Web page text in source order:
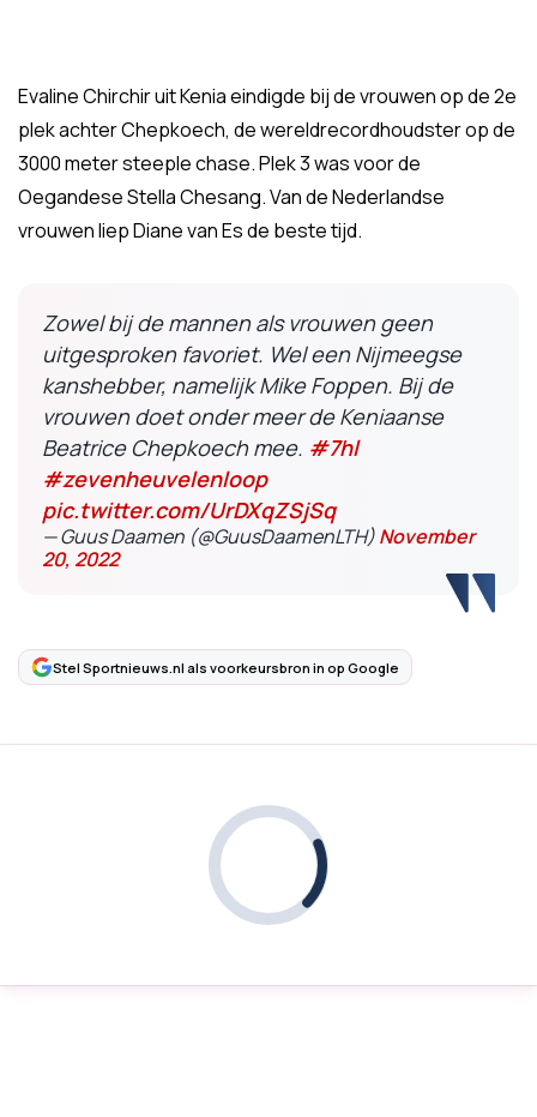
Evaline Chirchir uit Kenia eindigde bij de vrouwen op de 2e
plek achter Chepkoech, de wereldrecordhoudster op de
3000 meter steeple chase. Plek 3 was voor de
Oegandese Stella Chesang. Van de Nederlandse
vrouwen liep Diane van Es de beste tijd.
Zowel bij de mannen als vrouwen geen
uitgesproken favoriet. Wel een Nijmeegse
kanshebber, namelijk Mike Foppen. Bij de
vrouwen doet onder meer de Keniaanse
Beatrice Chepkoech mee. #7hl
#zevenheuvelenloop
pic.twitter.com/UrDXqZSjSq
— Guus Daamen (@GuusDaamenLTH)November
20, 2022
Stel Sportnieuws.nl als voorkeursbron in op Google